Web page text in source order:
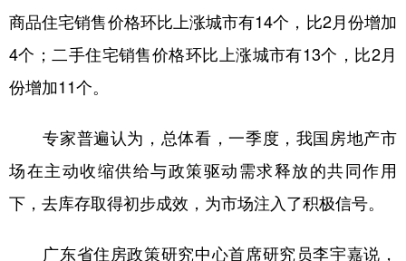
商品住宅销售价格环比上涨城市有14个，比2月份增加
4个；二手住宅销售价格环比上涨城市有13个，比2月
份增加11个。
专家普遍认为，总体看，一季度，我国房地产市
场在主动收缩供给与政策驱动需求释放的共同作用
下，去库存取得初步成效，为市场注入了积极信号。
广东省住房政策研究中心首席研究员李宇嘉说，